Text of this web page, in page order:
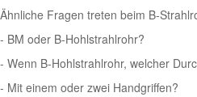
Ähnliche Fragen treten beim B-
- BM oder B-Hohlstrahlrohr?
- Wenn B-Hohlstrahlrohr, welcher
- Mit einem oder zwei Handgriffen?